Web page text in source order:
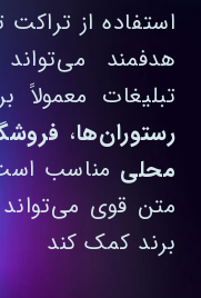
استفاده از
هدفمند
تبلیغات
رستوران‌ها،
محلی مناسب
متن قوی
برند کمک کند